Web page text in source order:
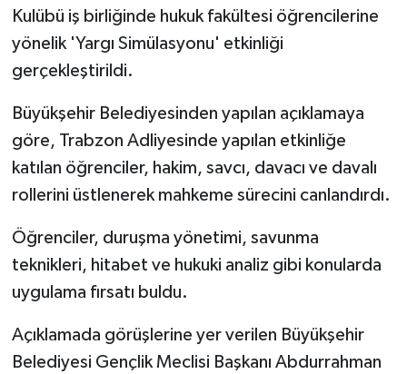
Kulübü iş birliğinde hukuk fakültesi öğrencilerine
yönelik 'Yargı Simülasyonu' etkinliği
gerçekleştirildi.
Büyükşehir Belediyesinden yapılan açıklamaya
göre, Trabzon Adliyesinde yapılan etkinliğe
katılan öğrenciler, hakim, savcı, davacı ve davalı
rollerini üstlenerek mahkeme sürecini canlandırdı.
Öğrenciler, duruşma yönetimi, savunma
teknikleri, hitabet ve hukuki analiz gibi konularda
uygulama fırsatı buldu.
Açıklamada görüşlerine yer verilen Büyükşehir
Belediyesi Gençlik Meclisi Başkanı Abdurrahman